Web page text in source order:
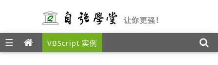
☰ VBScript 实例